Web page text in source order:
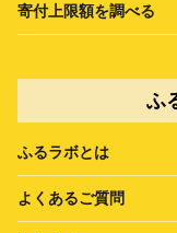
寄付上限額を調べる
ふ
ふるラボとは
よくあるご質問